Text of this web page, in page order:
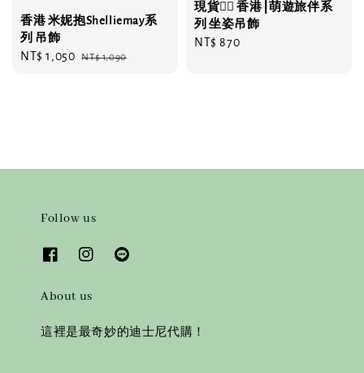
香港 米妮抱Shelliemay系
列 吊飾
Sale
NT$ 1,050 Regular
NT$ 1,090
現貨❤️‍🔥 香港⎮萌遊旅伴系
列 坐姿吊飾
Regular
NT$ 870
Follow us
About us
這裡是最奇妙的迪士尼代購！